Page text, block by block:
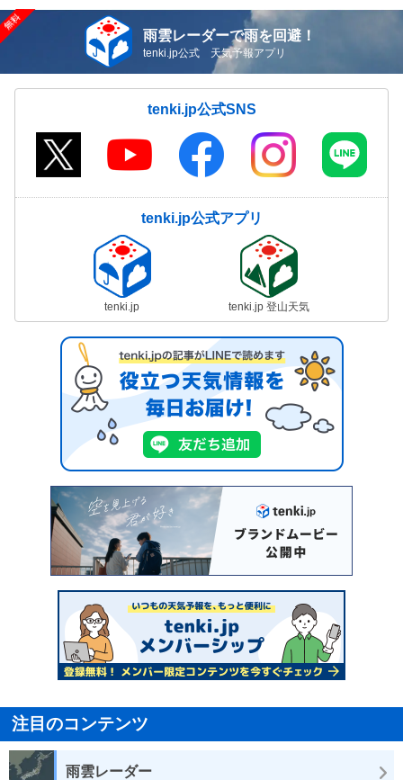
雨雲レーダーで雨を回避！
tenki.jp公式 天気予報アプリ
tenki.jp公式SNS
tenki.jp公式アプリ
tenki.jp tenki.jp 登山天気
注目のコンテンツ
雨雲レーダー